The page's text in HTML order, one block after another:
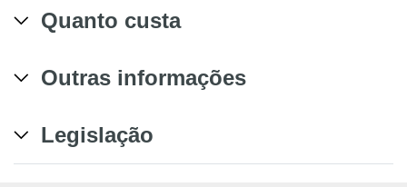
Quanto custa
Outras informações
Legislação